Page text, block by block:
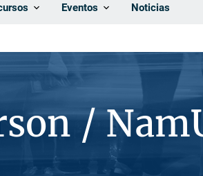
Eventos Noticias
/